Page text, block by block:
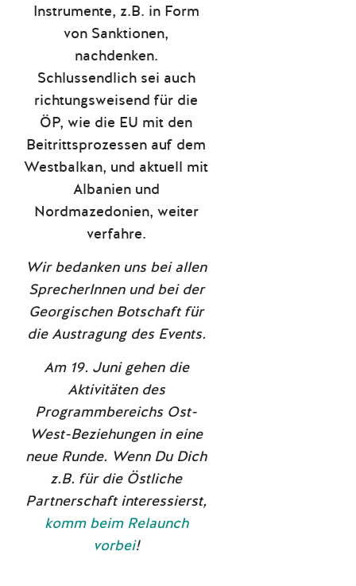
Instrumente, z.B. in Form
von Sanktionen,
nachdenken.
Schlussendlich sei auch
richtungsweisend für die
ÖP, wie die EU mit den
Beitrittsprozessen auf dem
Westbalkan, und aktuell mit
Albanien und
Nordmazedonien, weiter
verfahre.
Wir bedanken uns bei allen
SprecherInnen und bei der
Georgischen Botschaft für
die Austragung des Events.
Am 19. Juni gehen die
Aktivitäten des
Programmbereichs Ost-
West-Beziehungen in eine
neue Runde. Wenn Du Dich
z.B. für die Östliche
Partnerschaft interessierst,
komm beim Relaunch
vorbei!